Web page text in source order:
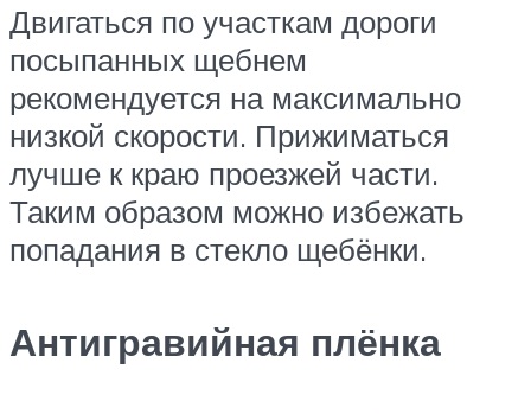
Двигаться по участкам дороги
посыпанных щебнем
рекомендуется на максимально
низкой скорости. Прижиматься
лучше к краю проезжей части.
Таким образом можно избежать
попадания в стекло щебёнки.
Антигравийная плёнка